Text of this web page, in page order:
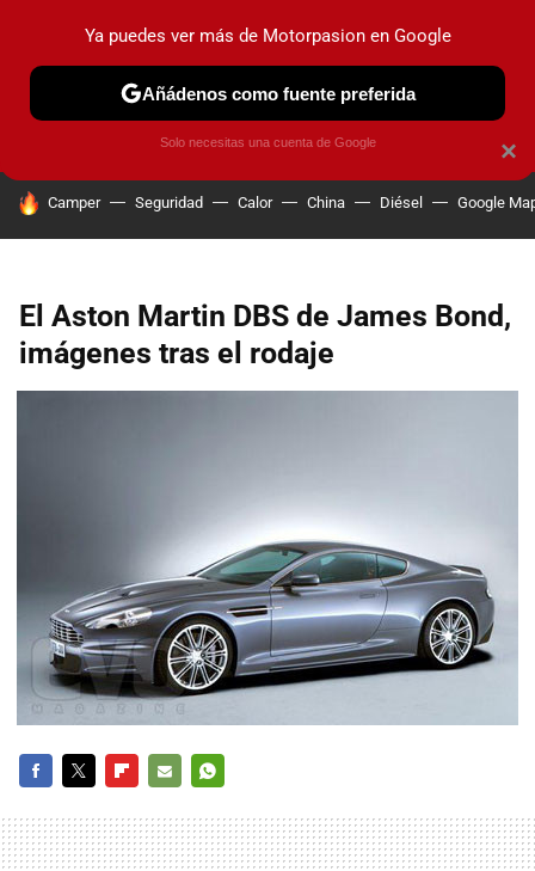
PRUEBAS COCHES ELÉCTRICOS OBSERVATORIO
HOY SE HABLA DE
Camper Seguridad Calor China Diésel Google
El Aston Martin DBS de James Bond,
imágenes tras el rodaje
MAIL
×
Ya puedes ver más de Motorpasion en Google
Añádenos como fuente preferida
Solo necesitas una cuenta de Google